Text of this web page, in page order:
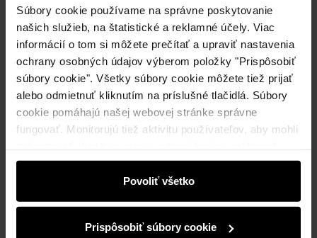
Súbory cookie používame na správne poskytovanie
našich služieb, na štatistické a reklamné účely. Viac
informácií o tom si môžete prečítať a upraviť nastavenia
ochrany osobných údajov výberom položky "Prispôsobiť
súbory cookie". Všetky súbory cookie môžete tiež prijať
alebo odmietnuť kliknutím na príslušné tlačidlá. Súbory
cookie pomáhajú našej webovej stránke správne
fungovať. Monitorujú tiež aktivitu používateľov, aby mohli
správy, ktoré vás informujú o najnovších akciách v
elektronickom obchode. Informácie o tom, ako používate
našu stránku, zdieľame s partnermi v oblasti sociálnych
informácie kombinovať s ďalšími údajmi, ktoré od vás
Povoliť všetko
Prispôsobiť súbory cookie
Odoslanie do 2 pracovných dní
Popis produktu
Detaily
Zloženie a rozmery